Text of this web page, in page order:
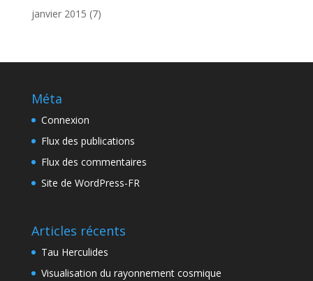
janvier 2015 (7)
Méta
Connexion
Flux des publications
Flux des commentaires
Site de WordPress-FR
Articles récents
Tau Herculides
Visualisation du rayonnement cosmique